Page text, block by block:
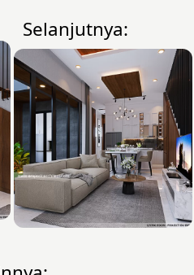
Selanjutnya: